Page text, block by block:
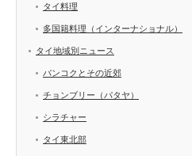
タイ料理
多国籍料理（インターナショナル）
タイ地域別ニュース
バンコクとその近郊
チョンブリー（パタヤ）
シラチャー
タイ東北部